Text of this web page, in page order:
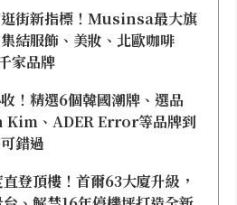
街新指標！Musinsa最大旗
結服飾、美妝、北歐咖啡
家品牌
！精選6個韓國潮牌、選品
、ADER Error等品牌到
錯過
登頂樓！首爾63大廈升級，